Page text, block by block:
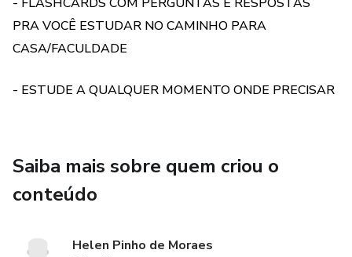
PRA VOCÊ ESTUDAR NO CAMINHO PARA
CASA/FACULDADE
- ESTUDE A QUALQUER MOMENTO ONDE PRECISAR
Saiba mais sobre quem criou o
conteúdo
Helen Pinho de Moraes